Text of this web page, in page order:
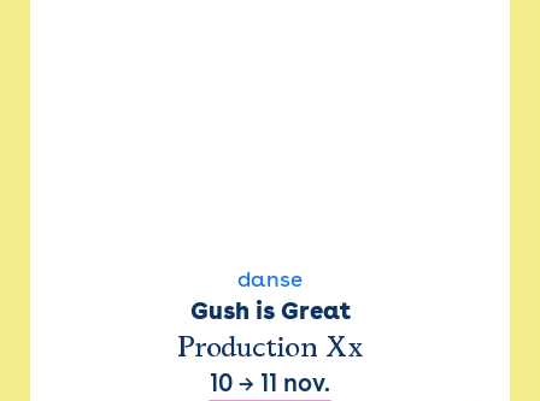
danse
Gush is Great
Production Xx
10 → 11 nov.